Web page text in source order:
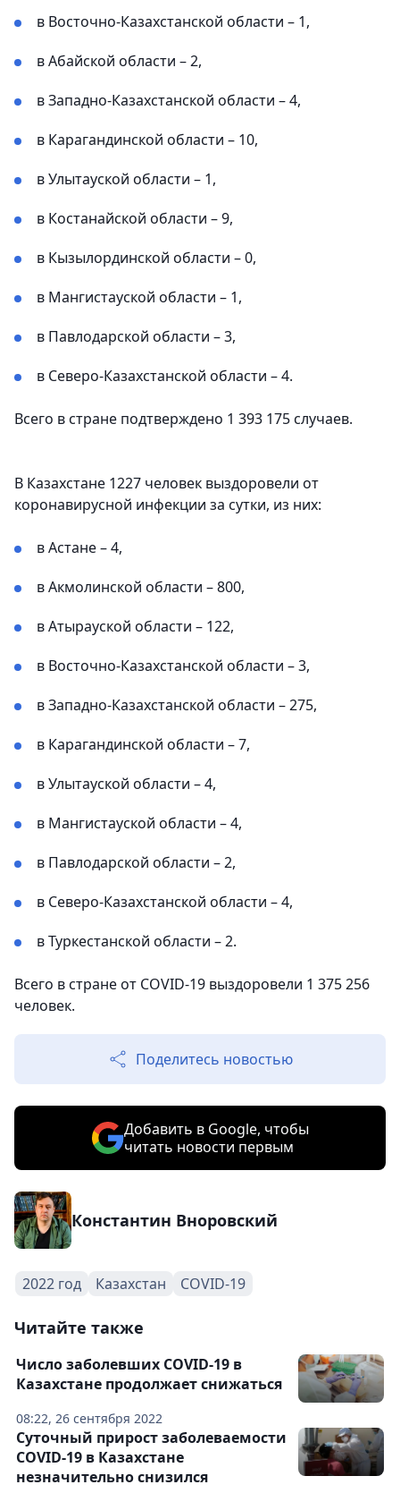
в Восточно-Казахстанской области – 1,
в Абайской области – 2,
в Западно-Казахстанской области – 4,
в Карагандинской области – 10,
в Улытауской области – 1,
в Костанайской области – 9,
в Кызылординской области – 0,
в Мангистауской области – 1,
в Павлодарской области – 3,
в Северо-Казахстанской области – 4.
Всего в стране подтверждено 1 393 175 случаев.
В Казахстане 1227 человек выздоровели от
коронавирусной инфекции за сутки, из них:
в Астане – 4,
в Акмолинской области – 800,
в Атырауской области – 122,
в Восточно-Казахстанской области – 3,
в Западно-Казахстанской области – 275,
в Карагандинской области – 7,
в Улытауской области – 4,
в Мангистауской области – 4,
в Павлодарской области – 2,
в Северо-Казахстанской области – 4,
в Туркестанской области – 2.
Всего в стране от COVID-19 выздоровели 1 375 256
человек.
Поделитесь новостью
Добавить в Google, чтобы
читать новости первым
Константин Вноровский
2022 год Казахстан COVID-19
Читайте также
08:22, 26 сентября 2022
Число заболевших COVID-19 в
Казахстане продолжает снижаться
Суточный прирост заболеваемости
COVID-19 в Казахстане
незначительно снизился